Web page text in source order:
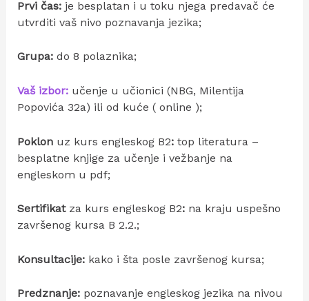
Prvi čas:je besplatan i u toku njega predavač će
utvrditi vaš nivo poznavanja jezika;
Grupa:do 8 polaznika;
Vaš izbor:učenje u učionici (NBG, Milentija
Popovića 32a) ili od kuće ( online );
Poklon uz kurs engleskog B2:top literatura –
besplatne knjige za učenje i vežbanje na
engleskom u pdf;
Sertifikat za kurs engleskog B2:na kraju uspešno
završenog kursa B 2.2.;
Konsultacije:kako i šta posle završenog kursa;
Predznanje:poznavanje engleskog jezika na nivou